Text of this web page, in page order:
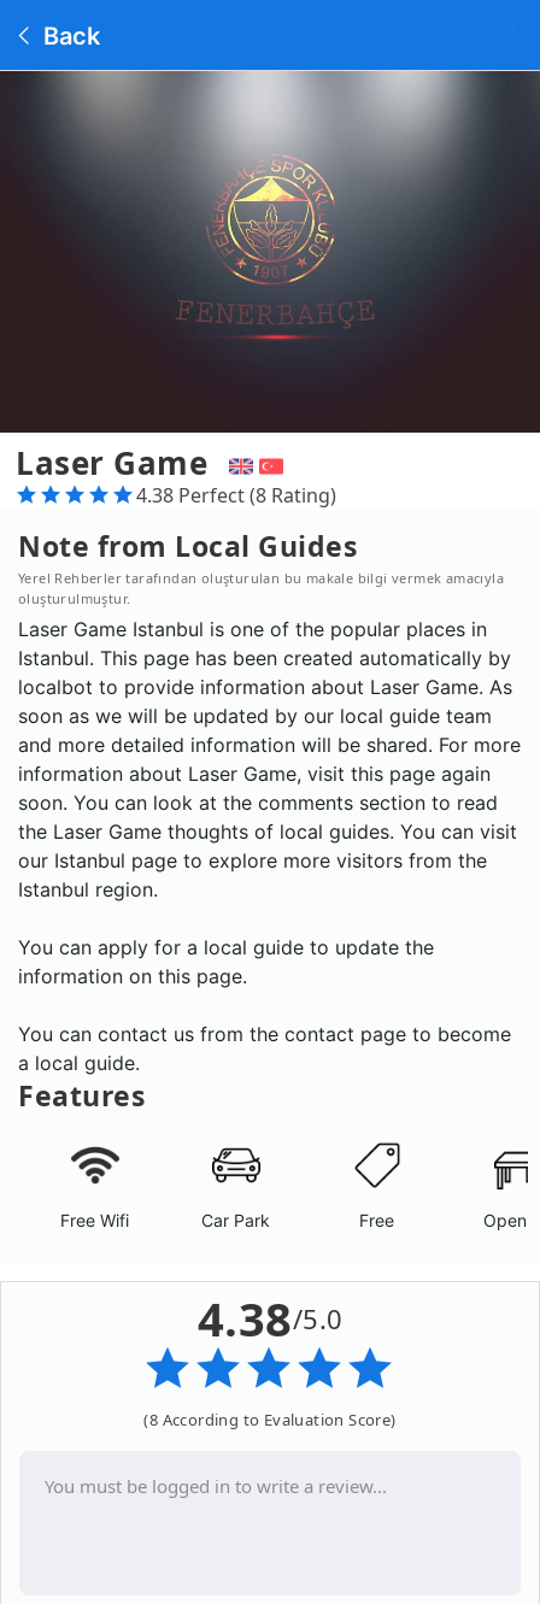
Back
Laser Game
4.38 Perfect (8 Rating)
Note from Local Guides
Yerel Rehberler tarafından oluşturulan bu makale bilgi vermek amacıyla
oluşturulmuştur.
Laser Game Istanbul is one of the popular places in
Istanbul. This page has been created automatically by
localbot to provide information about Laser Game. As
soon as we will be updated by our local guide team
and more detailed information will be shared. For more
information about Laser Game, visit this page again
soon. You can look at the comments section to read
the Laser Game thoughts of local guides. You can visit
our Istanbul page to explore more visitors from the
Istanbul region.
You can apply for a local guide to update the
information on this page.
You can contact us from the contact page to become
a local guide.
Features
Free Wifi Car Park Free Open
4.38/5.0
(8 According to Evaluation Score)